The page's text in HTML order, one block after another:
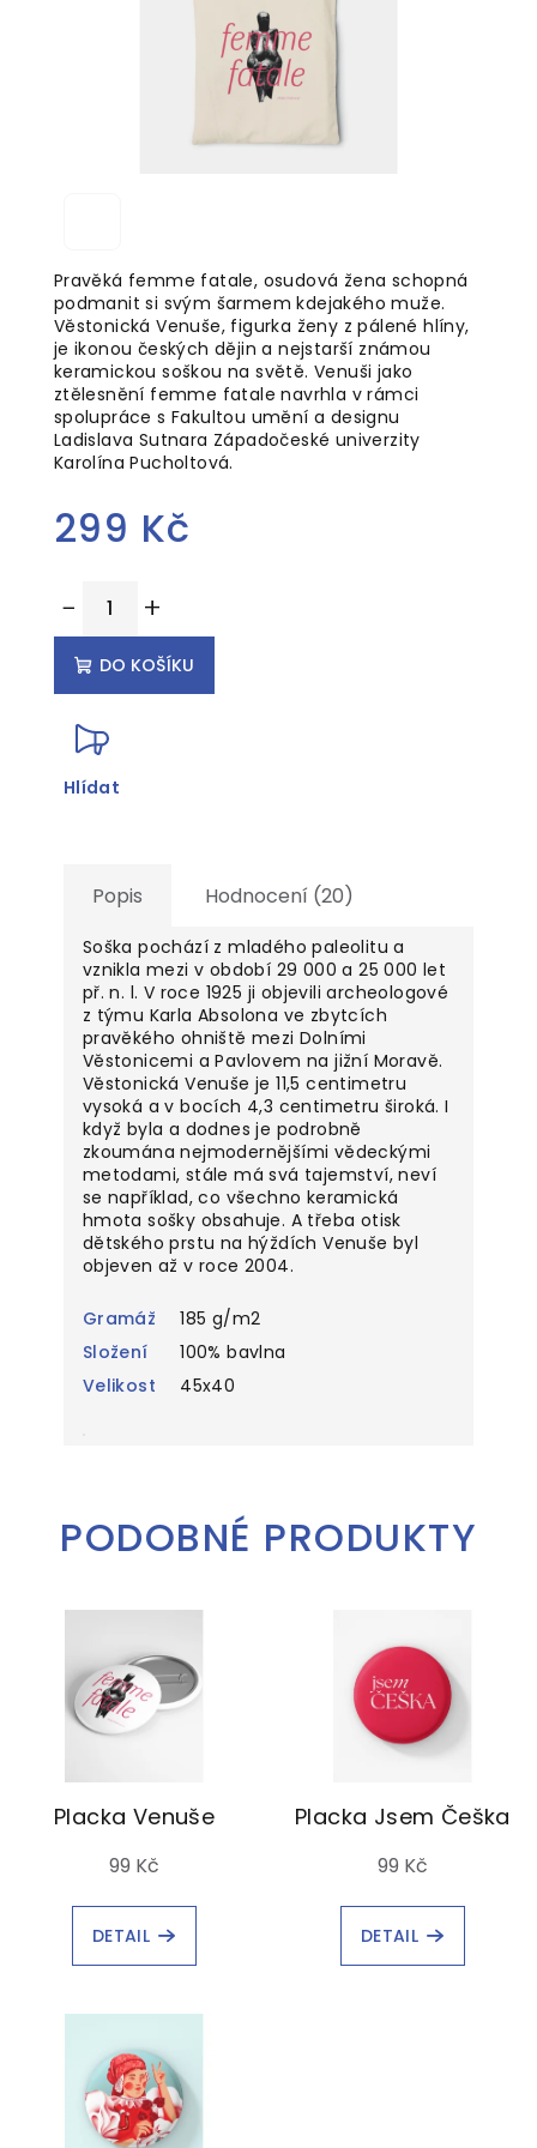
Pravěká femme fatale, osudová žena schopná
podmanit si svým šarmem kdejakého muže.
Věstonická Venuše, figurka ženy z pálené hlíny,
je ikonou českých dějin a nejstarší známou
keramickou soškou na světě. Venuši jako
ztělesnění femme fatale navrhla v rámci
spolupráce s Fakultou umění a designu
Ladislava Sutnara Západočeské univerzity
Karolína Pucholtová.
299 Kč
cena:
+
−
DO KOŠÍKU
Hlídat
Popis Hodnocení (20)
Soška pochází z mladého paleolitu a
vznikla mezi v období 29 000 a 25 000 let
př. n. l. V roce 1925 ji objevili archeologové
z týmu Karla Absolona ve zbytcích
pravěkého ohniště mezi Dolními
Věstonicemi a Pavlovem na jižní Moravě.
Věstonická Venuše je 11,5 centimetru
vysoká a v bocích 4,3 centimetru široká. I
když byla a dodnes je podrobně
zkoumána nejmodernějšími vědeckými
metodami, stále má svá tajemství, neví
se například, co všechno keramická
hmota sošky obsahuje. A třeba otisk
dětského prstu na hýždích Venuše byl
objeven až v roce 2004.
Gramáž
185 g/m2
Složení
100% bavlna
Velikost
45x40
PODOBNÉ PRODUKTY
Placka Venuše
99 Kč
DETAIL
Placka Jsem Češka
99 Kč
DETAIL